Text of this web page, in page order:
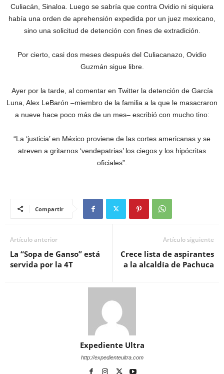
Culiacán, Sinaloa. Luego se sabría que contra Ovidio ni siquiera
había una orden de aprehensión expedida por un juez mexicano,
sino una solicitud de detención con fines de extradición.
Por cierto, casi dos meses después del Culiacanazo, Ovidio
Guzmán sigue libre.
Ayer por la tarde, al comentar en Twitter la detención de García
Luna, Alex LeBarón –miembro de la familia a la que le masacraron
a nueve hace poco más de un mes– escribió con mucho tino:
“La ‘justicia’ en México proviene de las cortes americanas y se
atreven a gritarnos ‘vendepatrias’ los ciegos y los hipócritas
oficiales”.
Compartir
Artículo anterior
La “Sopa de Ganso” está
servida por la 4T
Artículo siguiente
Crece lista de aspirantes
a la alcaldía de Pachuca
Expediente Ultra
http://expedienteultra.com